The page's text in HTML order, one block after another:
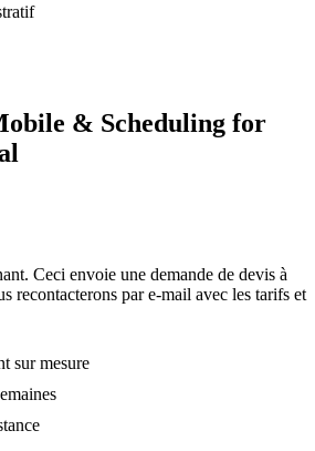
& Scheduling for
Ceci envoie une demande de devis à
recontacterons par e-mail avec les tarifs et
sur mesure